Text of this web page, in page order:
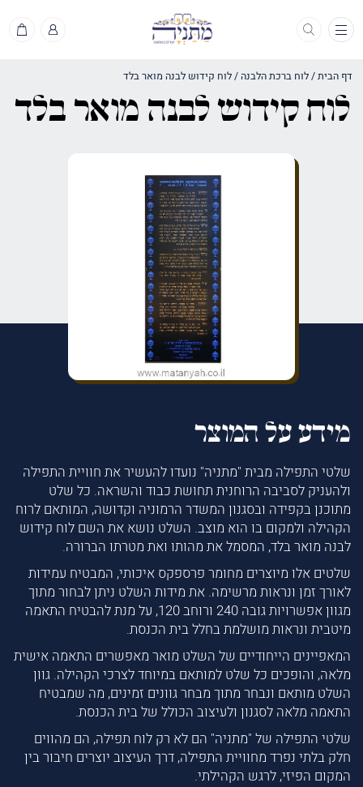
תפריט
דף הבית/לוח ברכת הלבנה /לוח קידוש לבנה מואר בלד
לוח קידוש לבנה מואר בלד
מידע על המוצר
שלטי התפילה מבית "מתניה" נועדו להעשיר את חוויית התפילה
ולהעניק לסביבה הרוחנית תחושת כבוד והשראה. כל שלט
מתוכנן בקפידה ובסגנון המשדר הרמוניה וקדושה, המותאם לרוח
הקהילה ולמקום בו הוא מוצב. השלט נושא את השם לוח קידוש
לבנה מואר בלד, המסמל את מהותו ואת מטרתו הברורה.
שלטים אלו מיוצרים מחומר פרספקס איכותי, המבטיח עמידות
לאורך זמן ונראות מרשימה. את מידות השלט ניתן לבחור מתוך
מגוון אפשרויות גובה 240 ורוחב 120, על מנת להבטיח התאמה
מיטבית ונראות מושלמת בחלל בית הכנסת.
המאפיינים הייחודיים של השלט מואר מאפשרים התאמה אישית
מלאה, והופכים כל שלט למותאם במיוחד לצרכי הקהילה. גוון
השלט מותאם ונבחר מתוך מבחר גוונים זמינים, מה שמבטיח
התאמה מלאה לסגנון ולעיצוב הכולל של בית הכנסת.
שלטי התפילה של "מתניה" הם לא רק לוח תפילה, הם מהווים
חלק בלתי נפרד מחוויית התפילה, דרך העיצוב יוצרים חיבור בין
המקום הפיזי, לרגש הקהילתי.